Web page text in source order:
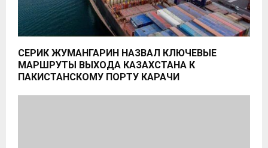
СЕРИК ЖУМАНГАРИН НАЗВАЛ КЛЮЧЕВЫЕ
МАРШРУТЫ ВЫХОДА КАЗАХСТАНА К
ПАКИСТАНСКОМУ ПОРТУ КАРАЧИ